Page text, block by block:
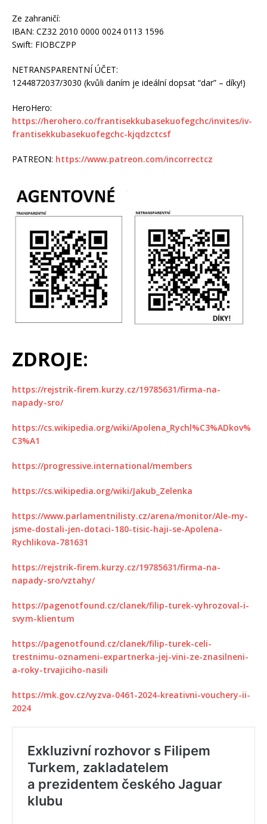
Ze zahraničí:
IBAN: CZ32 2010 0000 0024 0113 1596
Swift: FIOBCZPP
NETRANSPARENTNÍ ÚČET:
1244872037/3030 (kvůli daním je ideální dopsat “dar” – díky!)
HeroHero:
https://herohero.co/frantisekkubasekuofegchc/invites/iv-
frantisekkubasekuofegchc-kjqdzctcsf
PATREON: https://www.patreon.com/incorrectcz
ZDROJE:
https://rejstrik-firem.kurzy.cz/19785631/firma-na-
napady-sro/
https://cs.wikipedia.org/wiki/Apolena_Rychl%C3%ADkov%
C3%A1
https://progressive.international/members
https://cs.wikipedia.org/wiki/Jakub_Zelenka
https://www.parlamentnilisty.cz/arena/monitor/Ale-my-
jsme-dostali-jen-dotaci-180-tisic-haji-se-Apolena-
Rychlikova-781631
https://rejstrik-firem.kurzy.cz/19785631/firma-na-
napady-sro/vztahy/
https://pagenotfound.cz/clanek/filip-turek-vyhrozoval-i-
svym-klientum
https://pagenotfound.cz/clanek/filip-turek-celi-
trestnimu-oznameni-expartnerka-jej-vini-ze-znasilneni-
a-roky-trvajiciho-nasili
https://mk.gov.cz/vyzva-0461-2024-kreativni-vouchery-ii-
2024